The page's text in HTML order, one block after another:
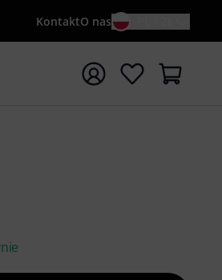
KontaktO nas
kluczowego {searchTerm}